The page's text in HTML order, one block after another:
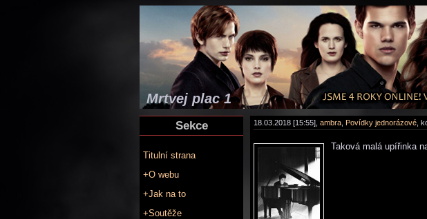
Mrtvej plac 1
Sekce
Titulní strana
+O webu
+Jak na to
+Soutěže
18.03.2018 [15:55], ambra Povídky jednorázové ,
Taková malá upířinka